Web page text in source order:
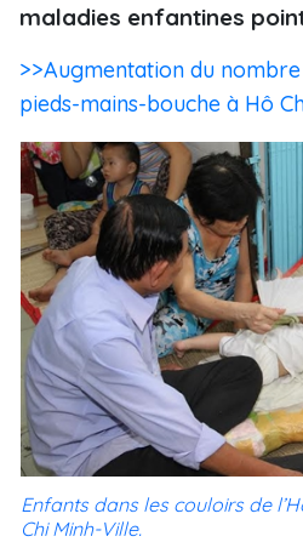
maladies enfantines
>>Augmentation du
pieds-mains-bouche à Hô
Enfants dans les couloirs de
Chi Minh-Ville.